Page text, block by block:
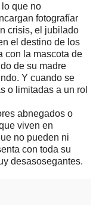
que no
fotografíar
crisis, el jubilado
el destino de los
con la mascota de
de su madre
Y cuando se
o limitadas a un rol
abnegados o
viven en
no pueden ni
con toda su
desasosegantes.